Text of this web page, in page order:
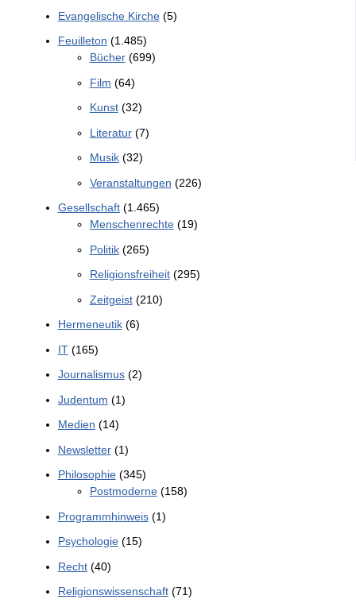
Evangelische Kirche(5)
Feuilleton (1.485)
Bücher(699)
Film (64)
Kunst(32)
Literatur(7)
Musik(32)
Veranstaltungen (226)
Gesellschaft(1.465)
Menschenrechte(19)
Politik(265)
Religionsfreiheit(295)
Zeitgeist(210)
Hermeneutik(6)
IT(165)
Journalismus(2)
Judentum (1)
Medien (14)
Newsletter(1)
Philosophie(345)
Postmoderne(158)
Programmhinweis(1)
Psychologie(15)
Recht(40)
Religionswissenschaft(71)